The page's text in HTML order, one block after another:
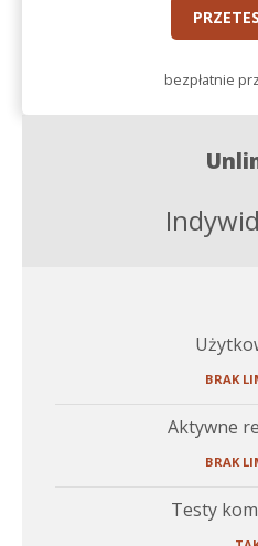
bezpłatnie
BRAK
Aktywne
BRAK
Testy